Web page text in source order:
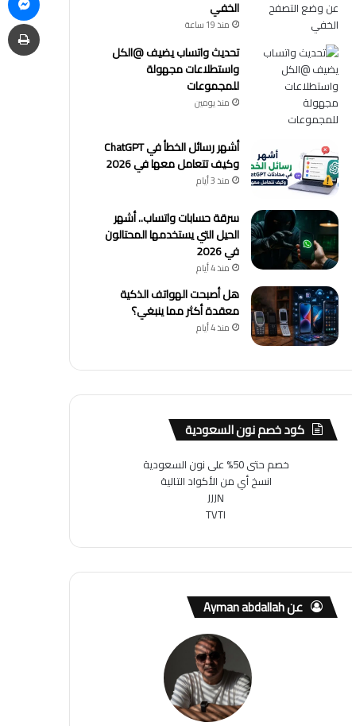
الخفي
منذ 19 ساعة
تحديث واتساب يضيف @الكل
واستطلاعات مجهولة
للمجموعات
منذ يومين
أشهر رسائل الخطأ في ChatGPT
وكيف تتعامل معها في 2026
منذ 3 أيام
سرقة حسابات واتساب.. أشهر
الحيل التي يستخدمها المحتالون
في 2026
منذ 4 أيام
هل أصبحت الهواتف الذكية
معقدة أكثر مما ينبغي؟
منذ 4 أيام
كود خصم نون السعودية
خصم حتى 50% على نون السعودية
انسخ أي من الأكواد التالية
JJJN
TVTI
عن Ayman abdallah